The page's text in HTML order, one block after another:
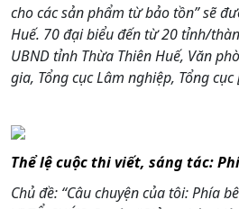
cho các sản phẩm từ bảo tồn” sẽ
Huế. 70 đại biểu đến từ 20 tỉnh/
UBND tỉnh Thừa Thiên Huế, Văn
gia, Tổng cục Lâm nghiệp, Tổng
Thể lệ cuộc thi viết, sáng tác:
Chủ đề: “Câu chuyện của tôi: Phía